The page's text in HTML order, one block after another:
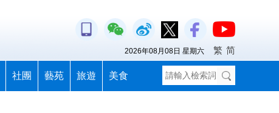
社團 藝苑 旅遊 美食
2026年08月08日 星期六 繁 简